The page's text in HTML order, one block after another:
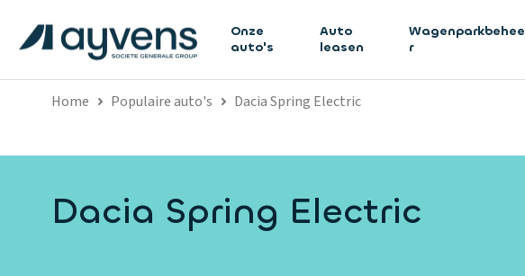
Onze
auto's
Auto
leasen
Wagenparkbehee
r
Home Populaire auto's Dacia Spring Electric
Dacia Spring Electric